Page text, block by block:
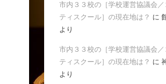
市内３３校の［学校運営協議会／
ティスクール］の現在地は？ に
より
市内３３校の［学校運営協議会／
ティスクール］の現在地は？ に
より